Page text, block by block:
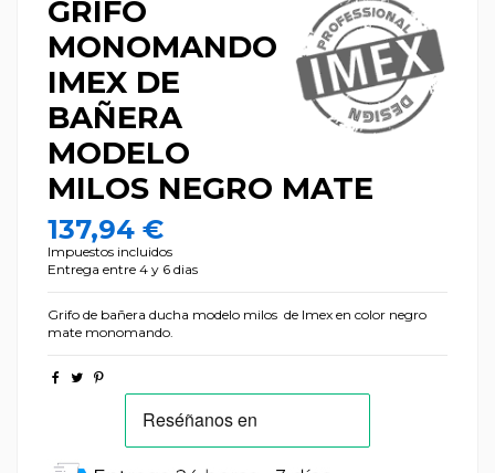
GRIFO
MONOMANDO
IMEX DE
BAÑERA
MODELO
MILOS NEGRO MATE
137,94 €
Impuestos incluidos
Entrega entre 4 y 6 dias
Grifo de bañera ducha modelo milos de Imex en color negro
mate monomando.